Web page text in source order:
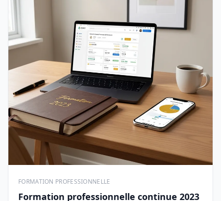
FORMATION PROFESSIONNELLE
Formation professionnelle continue 2023